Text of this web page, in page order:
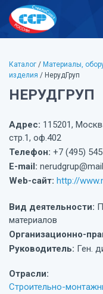
Каталог / Материалы,
изделия / НерудГруп
НЕРУДГРУП
Адрес: 115201,
стр.1, оф.402
Телефон: +7 (495)
E-mail:
Web-сайт: http://
Вид деятельности:
материалов
Организационно-
Руководитель: Ген.
Отрасли:
Строительно-